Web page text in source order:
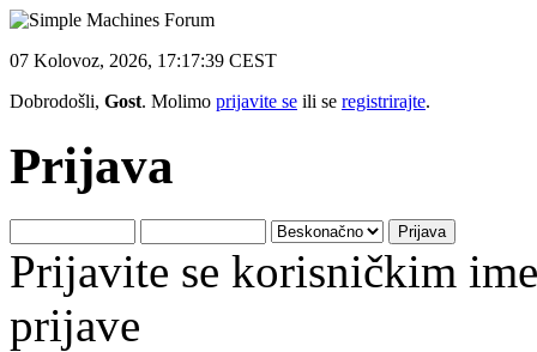
07 Kolovoz, 2026, 17:17:39 CEST
Dobrodošli, Gost. Molimo prijavite se ili se registrirajte.
Prijava
Prijavite se korisničkim
prijave